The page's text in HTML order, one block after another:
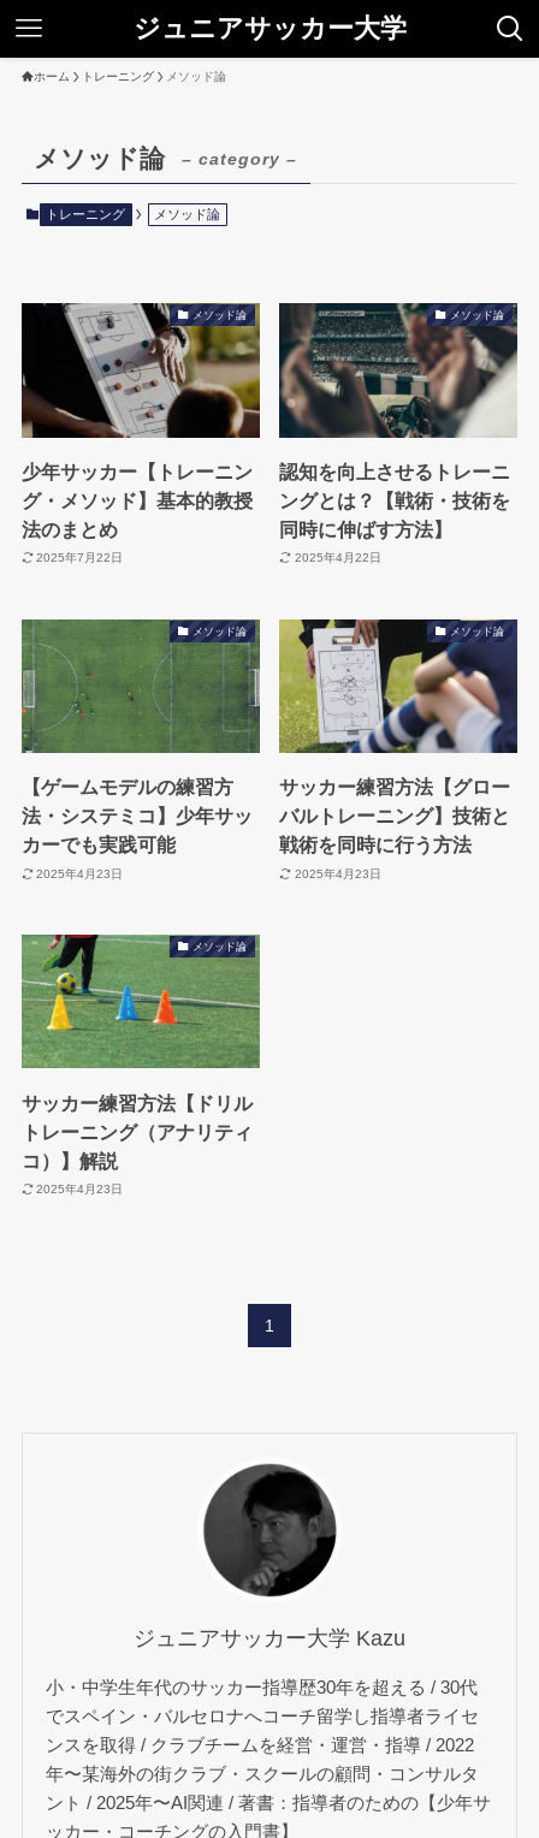
ジュニアサッカー大学
ホーム トレーニング メソッド論
メソッド論 – category –
トレーニング メソッド論
メソッド論
少年サッカー【トレーニン
グ・メソッド】基本的教授
法のまとめ
2025年7月22日
メソッド論
認知を向上させるトレーニ
ングとは？【戦術・技術を
同時に伸ばす方法】
2025年4月22日
メソッド論
【ゲームモデルの練習方
法・システミコ】少年サッ
カーでも実践可能
2025年4月23日
メソッド論
サッカー練習方法【グロー
バルトレーニング】技術と
戦術を同時に行う方法
2025年4月23日
メソッド論
サッカー練習方法【ドリル
トレーニング（アナリティ
コ）】解説
2025年4月23日
1
ジュニアサッカー大学 Kazu
小・中学生年代のサッカー指導歴30年を超える / 30代
でスペイン・バルセロナへコーチ留学し指導者ライセ
ンスを取得 / クラブチームを経営・運営・指導 / 2022
年〜某海外の街クラブ・スクールの顧問・コンサルタ
ント / 2025年〜AI関連 / 著書：指導者のための【少年サ
ッカー・コーチングの入門書】